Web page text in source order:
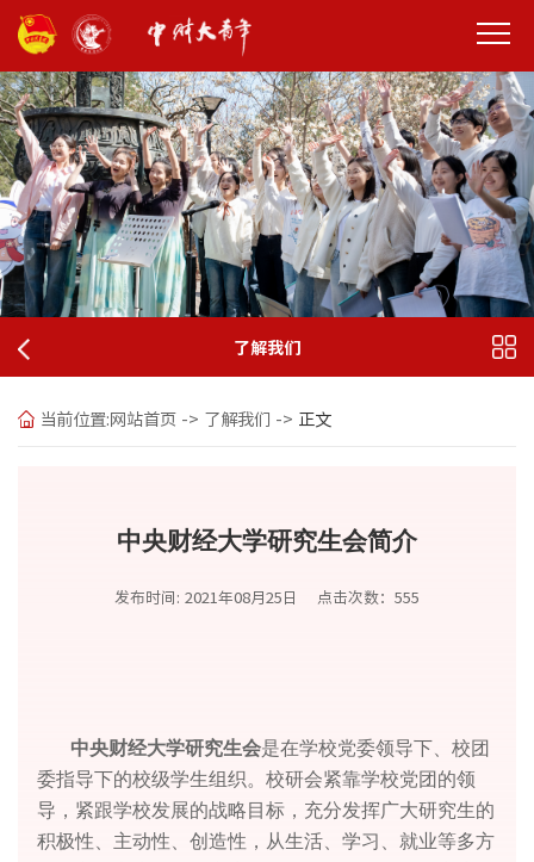
了解我们
当前位置:网站首页 -> 了解我们 -> 正文
中央财经大学研究生会简介
发布时间: 2021年08月25日 点击次数： 555
中央财经大学研究生会是在学校党委领导下、校团
委指导下的校级学生组织。校研会紧靠学校党团的领
导，紧跟学校发展的战略目标，充分发挥广大研究生的
积极性、主动性、创造性，从生活、学习、就业等多方